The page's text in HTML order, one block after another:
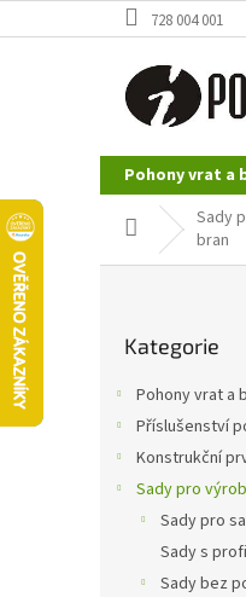
na
728 004 001
Pohony vrat a
Nerezové
Domů Sady
bran
kategorie
Kategorie
Pohony vrat a
Příslušenství
Konstrukční
Sady pro
Sady pro
Sady s
Sady bez